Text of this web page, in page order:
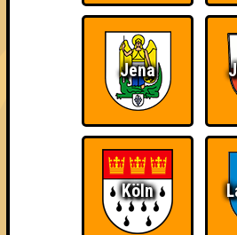
Euch!
The Amount of
Teilnahmen is too
damn high
Ich war da, vor
Jena
Köln